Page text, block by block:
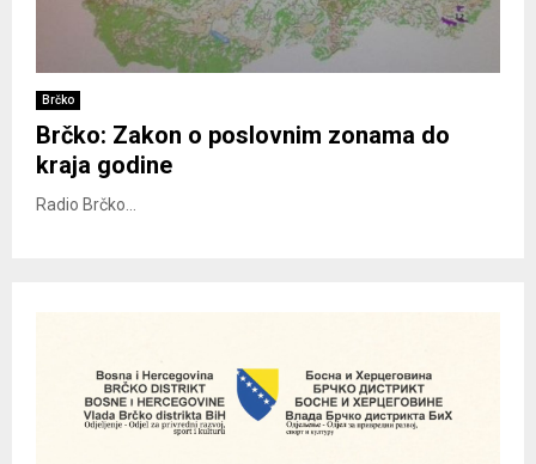
Brčko
Brčko: Zakon o poslovnim zonama do
kraja godine
Radio Brčko...